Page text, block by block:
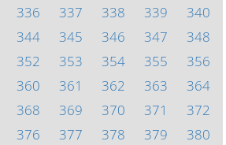
336 337 338 339
340
344 345 346 347
348
352 353 354 355
356
360 361 362 363
364
368 369 370 371
372
376 377 378 379 380